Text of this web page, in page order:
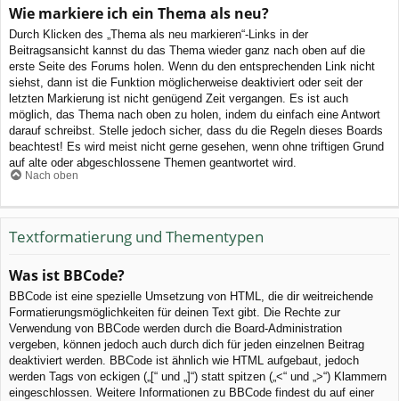
Wie markiere ich ein Thema als neu?
Durch Klicken des „Thema als neu markieren“-Links in der
Beitragsansicht kannst du das Thema wieder ganz nach oben auf die
erste Seite des Forums holen. Wenn du den entsprechenden Link nicht
siehst, dann ist die Funktion möglicherweise deaktiviert oder seit der
letzten Markierung ist nicht genügend Zeit vergangen. Es ist auch
möglich, das Thema nach oben zu holen, indem du einfach eine Antwort
darauf schreibst. Stelle jedoch sicher, dass du die Regeln dieses Boards
beachtest! Es wird meist nicht gerne gesehen, wenn ohne triftigen Grund
auf alte oder abgeschlossene Themen geantwortet wird.
Nach oben
Textformatierung und Thementypen
Was ist BBCode?
BBCode ist eine spezielle Umsetzung von HTML, die dir weitreichende
Formatierungsmöglichkeiten für deinen Text gibt. Die Rechte zur
Verwendung von BBCode werden durch die Board-Administration
vergeben, können jedoch auch durch dich für jeden einzelnen Beitrag
deaktiviert werden. BBCode ist ähnlich wie HTML aufgebaut, jedoch
werden Tags von eckigen („[“ und „]“) statt spitzen („<“ und „>“) Klammern
eingeschlossen. Weitere Informationen zu BBCode findest du auf einer